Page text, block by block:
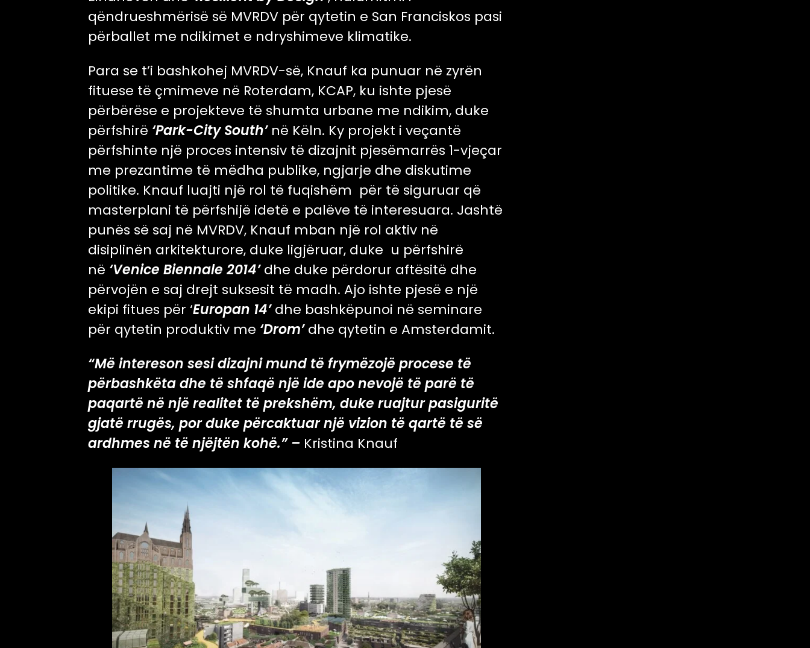
qëndrueshmërisë së MVRDV për qytetin e San Franciskos pasi
përballet me ndikimet e ndryshimeve klimatike.
Para se t’i bashkohej MVRDV-së, Knauf ka punuar në zyrën
fituese të çmimeve në Roterdam, KCAP, ku ishte pjesë
përbërëse e projekteve të shumta urbane me ndikim, duke
përfshirë ‘Park-City South’në Këln. Ky projekt i veçantë
përfshinte një proces intensiv të dizajnit pjesëmarrës 1-vjeçar
me prezantime të mëdha publike, ngjarje dhe diskutime
politike. Knauf luajti një rol të fuqishëm për të siguruar që
masterplani të përfshijë idetë e palëve të interesuara. Jashtë
punës së saj në MVRDV, Knauf mban një rol aktiv në
disiplinën arkitekturore, duke ligjëruar, duke u përfshirë
në ‘Venice Biennale 2014’dhe duke përdorur aftësitë dhe
përvojën e saj drejt suksesit të madh. Ajo ishte pjesë e një
ekipi fitues për ‘Europan 14’dhe bashkëpunoi në seminare
për qytetin produktiv me ‘Drom’dhe qytetin e Amsterdamit.
“Më intereson sesi dizajni mund të frymëzojë procese të
përbashkëta dhe të shfaqë një ide apo nevojë të parë të
paqartë në një realitet të prekshëm, duke ruajtur pasiguritë
gjatë rrugës, por duke përcaktuar një vizion të qartë të së
ardhmes në të njëjtën kohë.” – Kristina Knauf